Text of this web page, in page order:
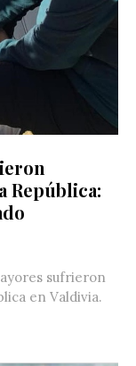
República:
sufrieron
en Valdivia.